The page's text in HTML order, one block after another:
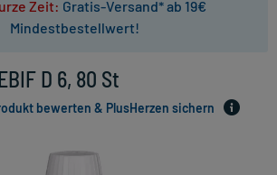
Zeit: Gratis-Versand* ab 19€
Mindestbestellwert!
D 6, 80 St
bewerten & PlusHerzen sichern